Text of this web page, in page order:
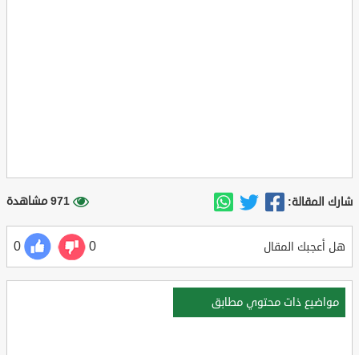
شارك المقالة: 971 مشاهدة
هل أعجبك المقال 0
0
مواضيع ذات محتوي مطابق